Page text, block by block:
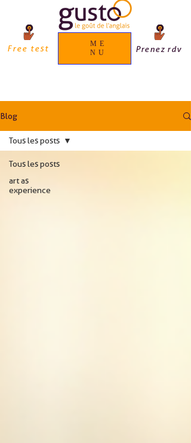
Free test
ME
NU
Prenez rdv
Blog
Tous les posts
art as
experience
Tous les posts